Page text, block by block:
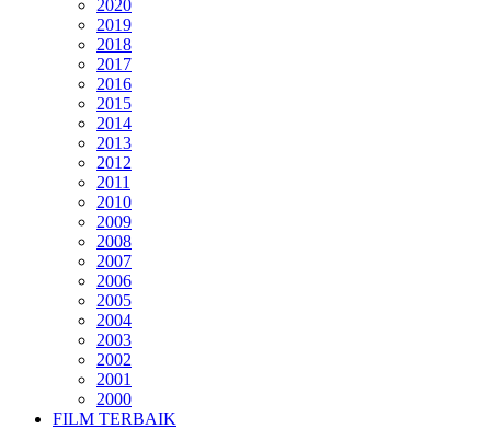
2020
2019
2018
2017
2016
2015
2014
2013
2012
2011
2010
2009
2008
2007
2006
2005
2004
2003
2002
2001
2000
FILM TERBAIK